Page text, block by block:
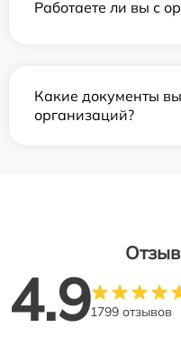
Работаете ли вы с
Какие документы
организаций?
4.91799 отзывов